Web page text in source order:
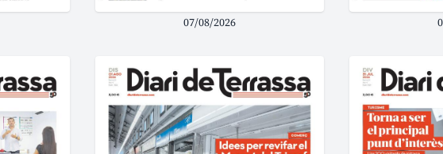
07/08/2026